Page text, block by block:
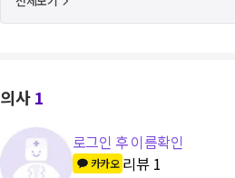
의사1
로그인 후 이름확인
카카오 리뷰 1